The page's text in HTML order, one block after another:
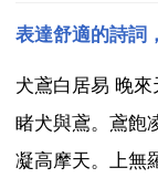
表達舒適的詩詞
犬鳶白居易 晚
睹犬與鳶。鳶飽
凝高摩天。上無